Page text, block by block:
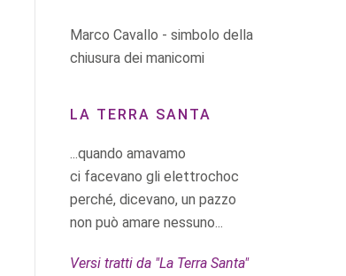
Marco Cavallo - simbolo della
chiusura dei manicomi
LA TERRA SANTA
...quando amavamo
ci facevano gli elettrochoc
perché, dicevano, un pazzo
non può amare nessuno...
Versi tratti da "La Terra Santa"